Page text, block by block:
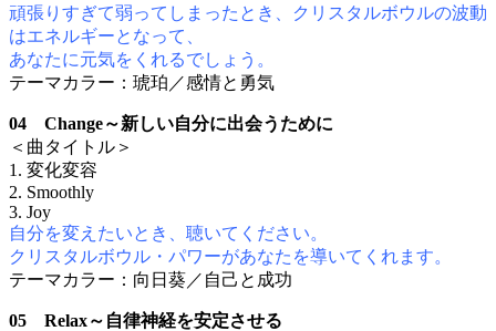
頑張りすぎて弱ってしまったとき、クリスタルボウルの波動
はエネルギーとなって、
あなたに元気をくれるでしょう。
テーマカラー：琥珀／感情と勇気
04 Change～新しい自分に出会うために
＜曲タイトル＞
1. 変化変容
2. Smoothly
3. Joy
自分を変えたいとき、聴いてください。
クリスタルボウル・パワーがあなたを導いてくれます。
テーマカラー：向日葵／自己と成功
05 Relax～自律神経を安定させる